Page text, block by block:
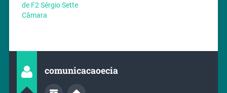
de F2 Sérgio Sette
Câmara
comunicacaoecia